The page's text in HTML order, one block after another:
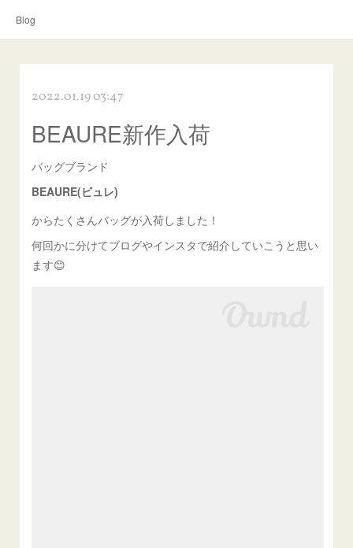
Blog
2022.01.19 03:47
BEAURE新作入荷
バッグブランド
BEAURE(ビュレ)
からたくさんバッグが入荷しました！
何回かに分けてブログやインスタで紹介していこうと思い
ます😊